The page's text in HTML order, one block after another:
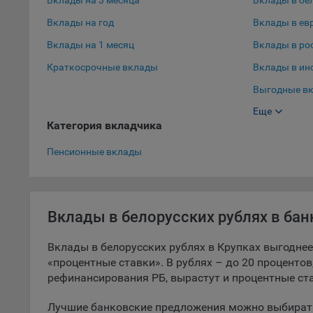
9.5.
При
Вклады на год
Вклады на 1 месяц
Краткосрочные вклады
Вклады в
Вклады в
Вклады в
Выгодные
Выгодные
Еще
Категория вкладчика
Пенсионные вклады
Вклады в белорусских рублях в
Вклады в белорусских рублях в Крупках
«процентные ставки». В рублях – до 20
рефинансирования РБ, вырастут и процентные
Лучшие банковские предложения можно